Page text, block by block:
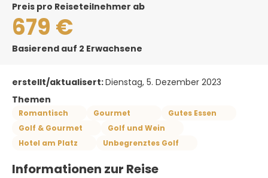
Preis pro Reiseteilnehmer ab
679 €
Basierend auf 2 Erwachsene
erstellt/aktualisert:Dienstag, 5. Dezember 2023
Themen
Romantisch Gourmet
Gutes Essen
Golf & Gourmet
Golf und Wein
Hotel am Platz
Unbegrenztes Golf
Informationen zur Reise